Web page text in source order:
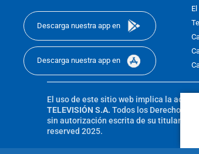
Descarga nuestra app en
Descarga nuestra app en
El uso de este sitio web implica la
TELEVISIÓN S.A. Todos los Derechos
sin autorización escrita de su titular.
reserved 2025.